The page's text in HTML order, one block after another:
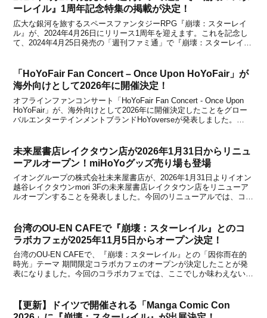
ーレイル』1周年記念特集の掲載が決定！
広大な銀河を旅するスペースファンタジーRPG『崩壊：スターレイ
ル』が、2024年4月26日にリリース1周年を迎えます。これを記念し
て、2024年4月25日発売の「週刊ファミ通」で『崩壊：スターレイ
「HoYoFair Fan Concert – Once Upon HoYoFair」が
海外向けとして2026年に開催決定！
オフラインファンコンサート「HoYoFair Fan Concert - Once Upon
HoYoFair」が、海外向けとして2026年に開催決定したことをグロー
バルエンターテインメントブランドHoYoverseが発表しました。
未来屋書店レイクタウン店が2026年1月31日からリニュ
ーアルオープン！miHoYoグッズ売り場も登場
イオングループの株式会社未来屋書店が、2026年1月31日よりイオン
越谷レイクタウンmori 3Fの未来屋書店レイクタウン店をリニューア
ルオープンすることを発表しました。今回のリニューアルでは、コミ
台湾のOU-EN CAFEで『崩壊：スターレイル』とのコ
ラボカフェが2025年11月5日からオープン決定！
台湾のOU-EN CAFEで、『崩壊：スターレイル』との「因你而在的
時光」テーマ 期間限定コラボカフェのオープンが決定したことが発
表になりました。今回のコラボカフェでは、ここでしか味わえないオ
【更新】ドイツで開催される「Manga Comic Con